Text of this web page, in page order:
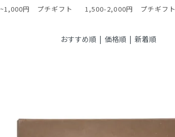
~1,000円 プチギフト 1,500-2,000円 プチギフト
おすすめ順 | 価格順 | 新着順